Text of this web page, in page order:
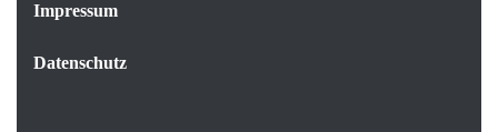
Impressum
Datenschutz